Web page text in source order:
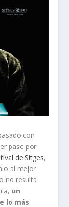
con
paso por
de Sitges,
al mejor
no resulta
un
lo más